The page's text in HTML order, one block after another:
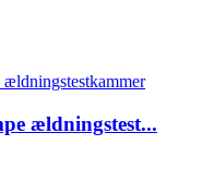
ældningstest...